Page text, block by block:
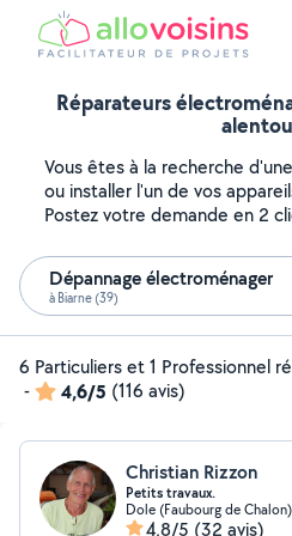
Réparateurs
Vous êtes à la recherche
ou installer l'un de vos
Postez votre demande en 2
Dépannage électroménager
à Biarne (39)
6 Particuliers et 1 Professionnel
-
4,6/5 (116 avis)
Christian Rizzon
Petits travaux.
Dole (Faubourg de Chalon)
4,8/5 (32 avis)